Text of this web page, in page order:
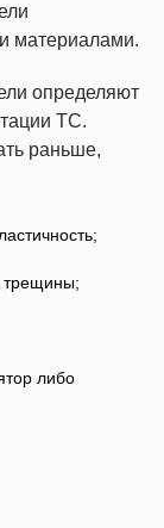
материалами.
определяют
ТС.
раньше,
трещины;
либо